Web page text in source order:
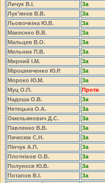
Личук В.І.
За
Лук’янов В.В.
За
Льовочкіна Ю.В.
За
Макеєнко В.В.
За
Мальцев В.О.
За
Мельник П.В.
За
Мирний І.М.
За
Мірошниченко Ю.Р.
За
Мороко Ю.М.
За
Муц О.П.
Проти
Надоша О.В.
За
Нетецька О.А.
За
Омельянович Д.С.
За
Павленко В.В.
За
Пачесюк С.Н.
За
Пінчук А.П.
За
Плотніков О.В.
За
Полунєєв Ю.В.
За
Потапов В.І.
За